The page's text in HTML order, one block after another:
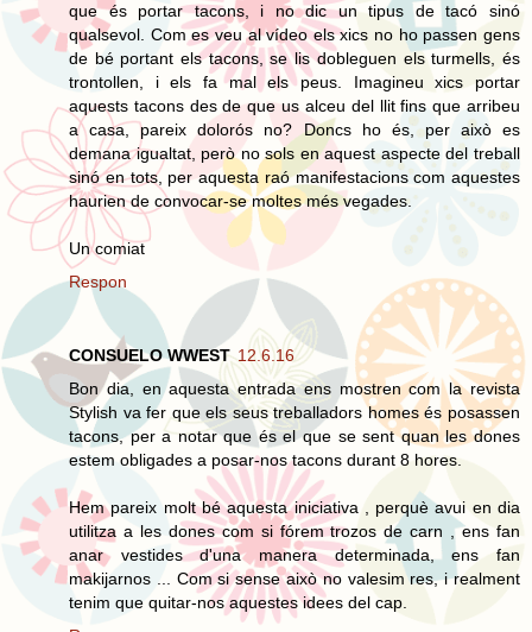
que és portar tacons, i no dic un tipus de tacó sinó
qualsevol. Com es veu al vídeo els xics no ho passen gens
de bé portant els tacons, se lis dobleguen els turmells, és
trontollen, i els fa mal els peus. Imagineu xics portar
aquests tacons des de que us alceu del llit fins que arribeu
a casa, pareix dolorós no? Doncs ho és, per això es
demana igualtat, però no sols en aquest aspecte del treball
sinó en tots, per aquesta raó manifestacions com aquestes
haurien de convocar-se moltes més vegades.
Un comiat
Respon
CONSUELO WWEST 12.6.16
Bon dia, en aquesta entrada ens mostren com la revista
Stylish va fer que els seus treballadors homes és posassen
tacons, per a notar que és el que se sent quan les dones
estem obligades a posar-nos tacons durant 8 hores.
Hem pareix molt bé aquesta iniciativa , perquè avui en dia
utilitza a les dones com si fórem trozos de carn , ens fan
anar vestides d'una manera determinada, ens fan
makijarnos ... Com si sense això no valesim res, i realment
tenim que quitar-nos aquestes idees del cap.